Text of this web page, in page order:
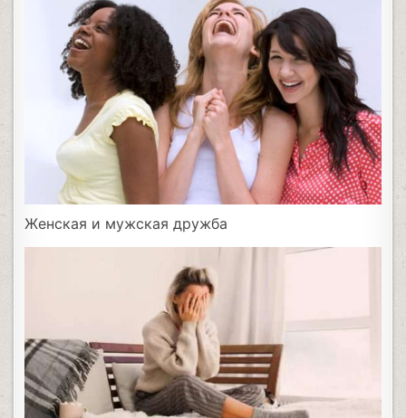
Женская и мужская дружба